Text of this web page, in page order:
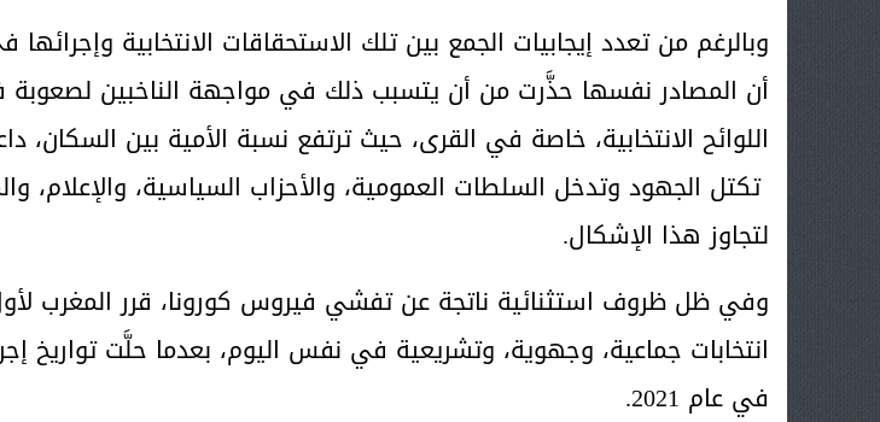
وبالرغم من تعدد إيجابيات الجمع بين تلك الاستحقاقات الانتخابية وإجرائها
أن المصادر نفسها حذَّرت من أن يتسبب ذلك في مواجهة الناخبين لصعوبة
اللوائح الانتخابية، خاصة في القرى، حيث ترتفع نسبة الأمية بين السكان،
تكتل الجهود وتدخل السلطات العمومية، والأحزاب السياسية، والإعلام،
لتجاوز هذا الإشكال.
وفي ظل ظروف استثنائية ناتجة عن تفشي فيروس كورونا، قرر المغرب
انتخابات جماعية، وجهوية، وتشريعية في نفس اليوم، بعدما حلَّت تواريخ
في عام 2021.